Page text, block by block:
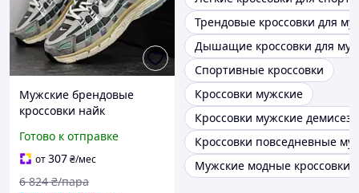
Мужские брендовые
кроссовки найк
лето BLK-17
Готово к отправке
от307₴/мес
6 824 ₴/пара
Трендовые кроссовки для
Дышащие кроссовки для
Спортивные кроссовки
Кроссовки мужские
Кроссовки мужские
Кроссовки повседневные
Мужские модные кроссовки